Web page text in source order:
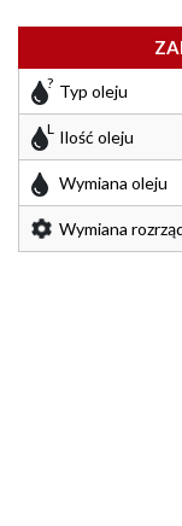
Typ oleju
Ilość oleju
Wymiana oleju
Wymiana